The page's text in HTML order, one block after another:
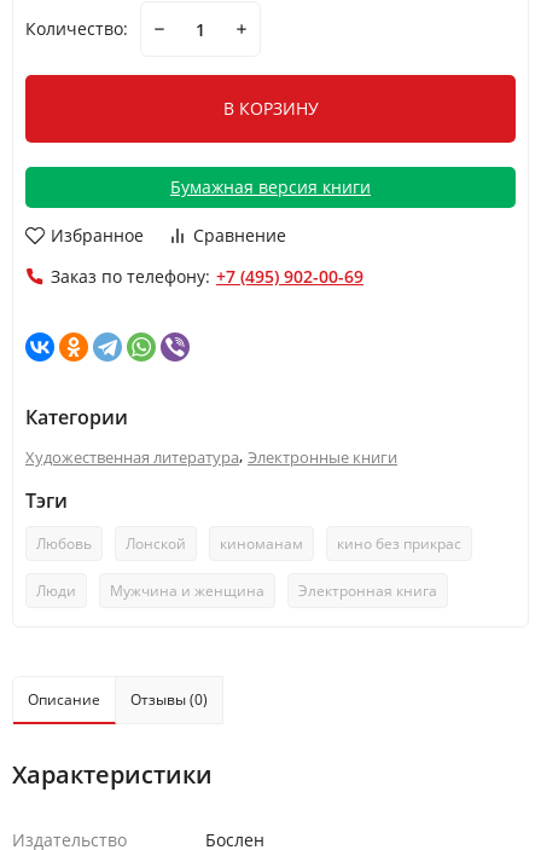
Количество:
В КОРЗИНУ
Бумажная версия книги
Избранное
Сравнение
Заказ по телефону: +7 (495) 902-00-69
Категории
Художественная литература, Электронные книги
Тэги
Любовь Лонской киноманам кино без прикрас
Люди Мужчина и женщина Электронная книга
Описание Отзывы (0)
Характеристики
Издательство Бослен